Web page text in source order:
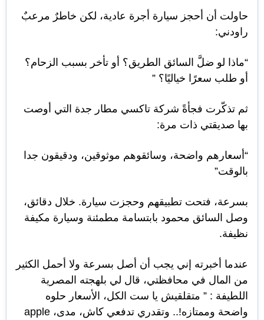
حاولت أن أحجز سيارة أجرة عادية، لكن خاطرٌ مرعبٌ
راودني:
“ماذا لو ضلَّ السائق الطريق؟ أو تأخر بسبب الزحام؟
أو طلب سعرًا خياليًا؟ ”
ثم تذكّرت فجأةً شركة تاكسي مطار جدة التي أوصت
بها صديقتي ذات مرة:
“أسعارهم واضحة، وسائقوهم موثوقين، ودقيقون جدا
بالوقت”
بسرعة، فتحت تطبيقهم وحجزت سيارة. خلال دقائق،
وصل السائق محمود بابتسامة مطمئنة وسيارة مكيفة
نظيفة.
عندما أخبرته إني يجب أن أصل بسرعة ولا أحمل الكثير
من المال في محافظتي، قال لي بلهجته المصرية
اللطيفة : ” متقلقيش يا ست الكل، الأسعار حلوه
واضحة وممتازه!.. وتقدري تدفعي كاش، مدى، apple